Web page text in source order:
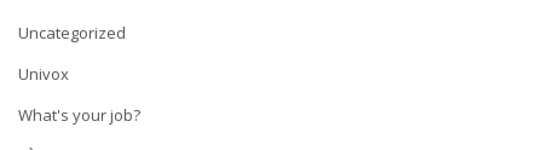
Uncategorized
Univox
What's your job?